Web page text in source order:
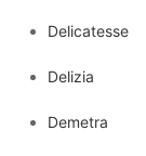
Delicatesse
Delizia
Demetra